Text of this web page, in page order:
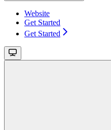
Website
Get Started
Get Started